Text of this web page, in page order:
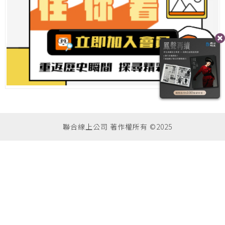
聯合線上公司 著作權所有 ©2025